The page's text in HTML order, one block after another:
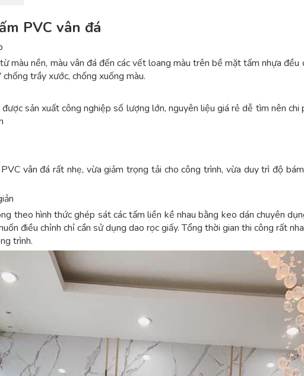
PVC vân đá
màu nền, màu vân đá đến các vết loang màu trên bề mặt tấm nhựa
trầy xước, chống xuống màu.
sản xuất công nghiệp số lượng lớn, nguyên liệu giá rẻ dễ tìm nên
vân đá rất nhẹ, vừa giảm trọng tải cho công trình, vừa duy trì độ
theo hình thức ghép sát các tấm liền kề nhau bằng keo dán chuyên
điều chỉnh chỉ cần sử dụng dao rọc giấy. Tổng thời gian thi công rất
trình.